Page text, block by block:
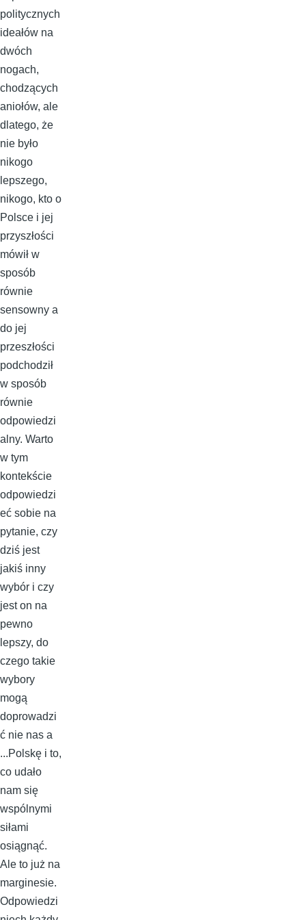
politycznych
ideałów na
dwóch
nogach,
chodzących
aniołów, ale
dlatego, że
nie było
nikogo
lepszego,
nikogo, kto o
Polsce i jej
przyszłości
mówił w
sposób
równie
sensowny a
do jej
przeszłości
podchodził
w sposób
równie
odpowiedzi
alny. Warto
w tym
kontekście
odpowiedzi
eć sobie na
pytanie, czy
dziś jest
jakiś inny
wybór i czy
jest on na
pewno
lepszy, do
czego takie
wybory
mogą
doprowadzi
ć nie nas a
...Polskę i to,
co udało
nam się
wspólnymi
siłami
osiągnąć.
Ale to już na
marginesie.
Odpowiedzi